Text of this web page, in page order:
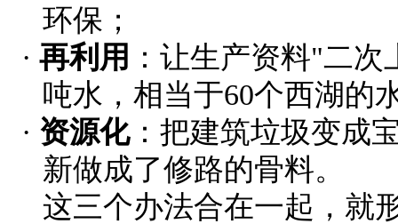
环保；
· 再利用 ：让生产资料"二次
吨水，相当于60个西湖的
· 资源化：把建筑垃圾变成
新做成了修路的骨料。
这三个办法合在一起，就